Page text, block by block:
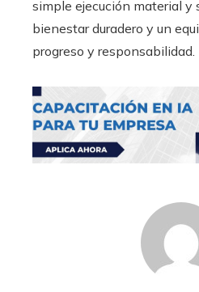
simple ejecución material y
bienestar duradero y un
progreso y responsabilidad.